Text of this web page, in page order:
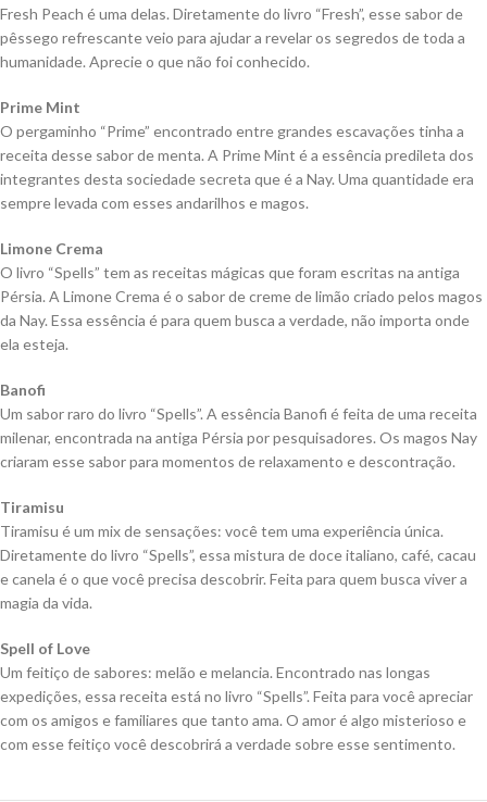
Fresh Peach é uma delas. Diretamente do livro “Fresh”, esse sabor de
pêssego refrescante veio para ajudar a revelar os segredos de toda a
humanidade. Aprecie o que não foi conhecido.
Prime Mint
O pergaminho “Prime” encontrado entre grandes escavações tinha a
receita desse sabor de menta. A Prime Mint é a essência predileta dos
integrantes desta sociedade secreta que é a Nay. Uma quantidade era
sempre levada com esses andarilhos e magos.
Limone Crema
O livro “Spells” tem as receitas mágicas que foram escritas na antiga
Pérsia. A Limone Crema é o sabor de creme de limão criado pelos magos
da Nay. Essa essência é para quem busca a verdade, não importa onde
ela esteja.
Banofi
Um sabor raro do livro “Spells”. A essência Banofi é feita de uma receita
milenar, encontrada na antiga Pérsia por pesquisadores. Os magos Nay
criaram esse sabor para momentos de relaxamento e descontração.
Tiramisu
Tiramisu é um mix de sensações: você tem uma experiência única.
Diretamente do livro “Spells”, essa mistura de doce italiano, café, cacau
e canela é o que você precisa descobrir. Feita para quem busca viver a
magia da vida.
Spell of Love
Um feitiço de sabores: melão e melancia. Encontrado nas longas
expedições, essa receita está no livro “Spells”. Feita para você apreciar
com os amigos e familiares que tanto ama. O amor é algo misterioso e
com esse feitiço você descobrirá a verdade sobre esse sentimento.